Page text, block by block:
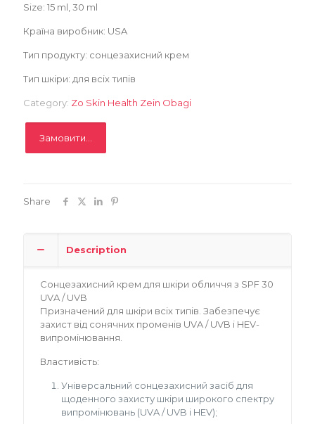
Size: 15 ml, 30 ml
Країна виробник: USA
Тип продукту: сонцезахисний крем
Тип шкіри: для всіх типів
Category: Zo Skin Health Zein Obagi
Замовити...
Share
Description
Сонцезахисний крем для шкіри обличчя з SPF 30
UVA / UVB
Призначений для шкіри всіх типів. Забезпечує
захист від сонячних променів UVA / UVB і HEV-
випромінювання.
Властивість:
Універсальний сонцезахисний засіб для
щоденного захисту шкіри широкого спектру
випромінювань (UVA / UVB і HEV);